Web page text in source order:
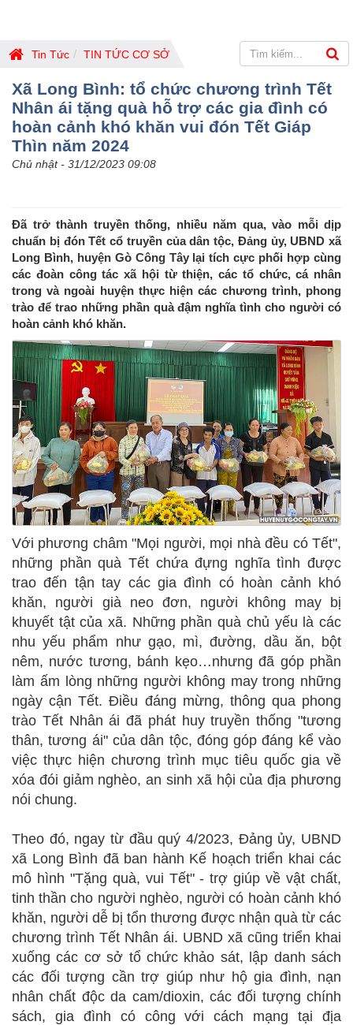
Tin Tức TIN TỨC CƠ SỞ
Xã Long Bình: tổ chức chương trình Tết
Nhân ái tặng quà hỗ trợ các gia đình có
hoàn cảnh khó khăn vui đón Tết Giáp
Thìn năm 2024
Chủ nhật - 31/12/2023 09:08
Đã trở thành truyền thống, nhiều năm qua, vào mỗi dịp
chuẩn bị đón Tết cổ truyền của dân tộc, Đảng ủy, UBND xã
Long Bình, huyện Gò Công Tây lại tích cực phối hợp cùng
các đoàn công tác xã hội từ thiện, các tổ chức, cá nhân
trong và ngoài huyện thực hiện các chương trình, phong
trào để trao những phần quà đậm nghĩa tình cho người có
hoàn cảnh khó khăn.
Với phương châm "Mọi người, mọi nhà đều có Tết",
những phần quà Tết chứa đựng nghĩa tình được
trao đến tận tay các gia đình có hoàn cảnh khó
khăn, người già neo đơn, người không may bị
khuyết tật của xã. Những phần quà chủ yếu là các
nhu yếu phẩm như gạo, mì, đường, dầu ăn, bột
nêm, nước tương, bánh kẹo…nhưng đã góp phần
làm ấm lòng những người không may trong những
ngày cận Tết. Điều đáng mừng, thông qua phong
trào Tết Nhân ái đã phát huy truyền thống "tương
thân, tương ái" của dân tộc, đóng góp đáng kể vào
việc thực hiện chương trình mục tiêu quốc gia về
xóa đói giảm nghèo, an sinh xã hội của địa phương
nói chung.
Theo đó, ngay từ đầu quý 4/2023, Đảng ủy, UBND
xã Long Bình đã ban hành Kế hoạch triển khai các
mô hình "Tặng quà, vui Tết" - trợ giúp về vật chất,
tinh thần cho người nghèo, người có hoàn cảnh khó
khăn, người dễ bị tổn thương được nhận quà từ các
chương trình Tết Nhân ái. UBND xã cũng triển khai
xuống các cơ sở tổ chức khảo sát, lập danh sách
các đối tượng cần trợ giúp như hộ gia đình, nạn
nhân chất độc da cam/dioxin, các đối tượng chính
sách, gia đình có công với cách mạng tại địa